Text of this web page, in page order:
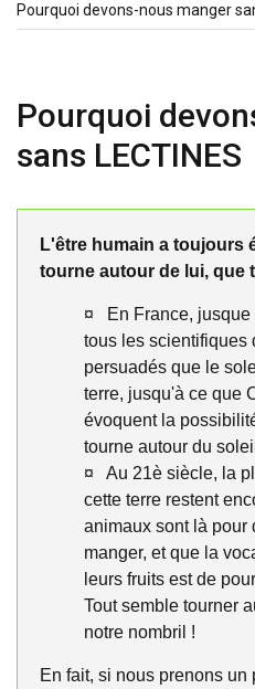
Pourquoi devons-nous manger
Pourquoi
sans LECTINES
L'être humain a toujours
tourne autour de lui, que
¤ En France, jusque
tous les scientifiques
persuadés que le
terre, jusqu'à ce que
évoquent la
tourne autour du
¤ Au 21è siècle, la
cette terre restent
animaux sont là pour
manger, et que la
leurs fruits est de
Tout semble tourner
notre nombril !
En fait, si nous prenons un